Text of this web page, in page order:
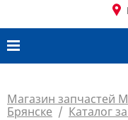
Магазин запчастей
Брянске / Каталог